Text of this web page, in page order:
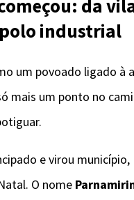
da
industrial
um povoado ligado à
mais um ponto no
e virou município,
O nome